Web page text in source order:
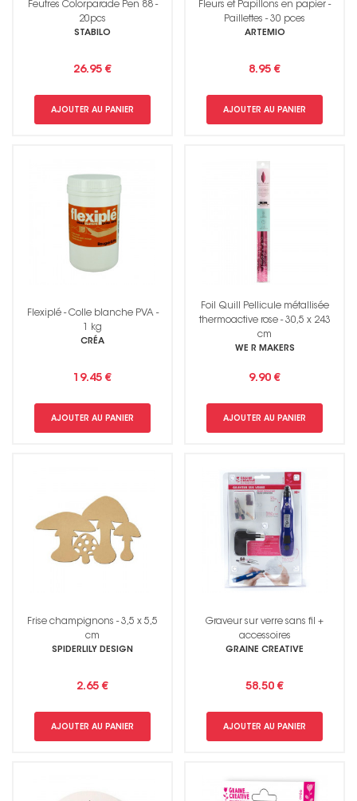
Feutres Colorparade Pen 88 -
20pcs
STABILO
26.95 €
AJOUTER AU PANIER
Fleurs et Papillons en papier -
Paillettes - 30 pces
ARTEMIO
8.95 €
AJOUTER AU PANIER
Flexiplé - Colle blanche PVA -
1 kg
CRÉA
19.45 €
AJOUTER AU PANIER
Foil Quill Pellicule métallisée
thermoactive rose - 30,5 x 243
cm
WE R MAKERS
9.90 €
AJOUTER AU PANIER
Frise champignons - 3,5 x 5,5
cm
SPIDERLILY DESIGN
2.65 €
AJOUTER AU PANIER
Graveur sur verre sans fil +
accessoires
GRAINE CREATIVE
58.50 €
AJOUTER AU PANIER